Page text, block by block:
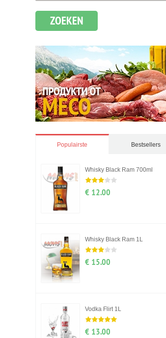
ZOEKEN
Populairste Bestsellers
Whisky Black Ram 700ml
€ 12.00
Whisky Black Ram 1L
€ 15.00
Vodka Flirt 1L
€ 13.00